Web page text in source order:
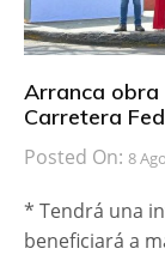
Arranca obra
Carretera
Posted On: 8
* Tendrá una
beneficiará a